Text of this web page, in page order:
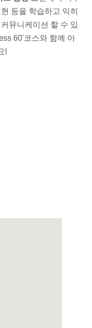
등을 학습하고 익히
뮤니케이션 할 수 있
60'코스와 함께 아
!